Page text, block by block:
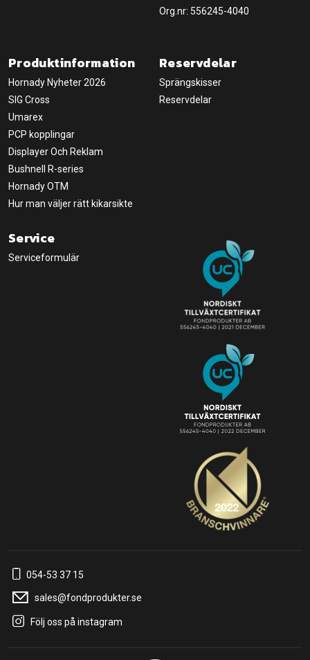
Org.nr: 556245-4040
Produktinformation
Hornady Nyheter 2026
SIG Cross
Umarex
PCP kopplingar
Displayer Och Reklam
Bushnell R-series
Hornady OTM
Hur man väljer rätt kikarsikte
Reservdelar
Sprängskisser
Reservdelar
Service
Serviceformulär
054-53 37 15
sales@fondprodukter.se
Följ oss på instagram